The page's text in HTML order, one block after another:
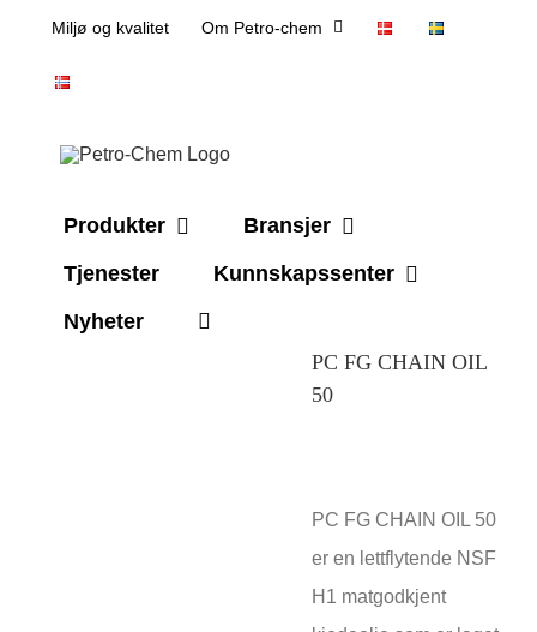
content
Miljø og kvalitet Om Petro-chem
Produkter
Bransjer
Tjenester
Kunnskapssenter
Nyheter
PC FG CHAIN OIL
50
PC FG CHAIN ​​OIL 50
er en lettflytende NSF
H1 matgodkjent